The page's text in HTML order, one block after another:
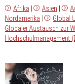
Afrika Asien
Nordamerika
Global
Globaler Austausch zur
Hochschulmanagement